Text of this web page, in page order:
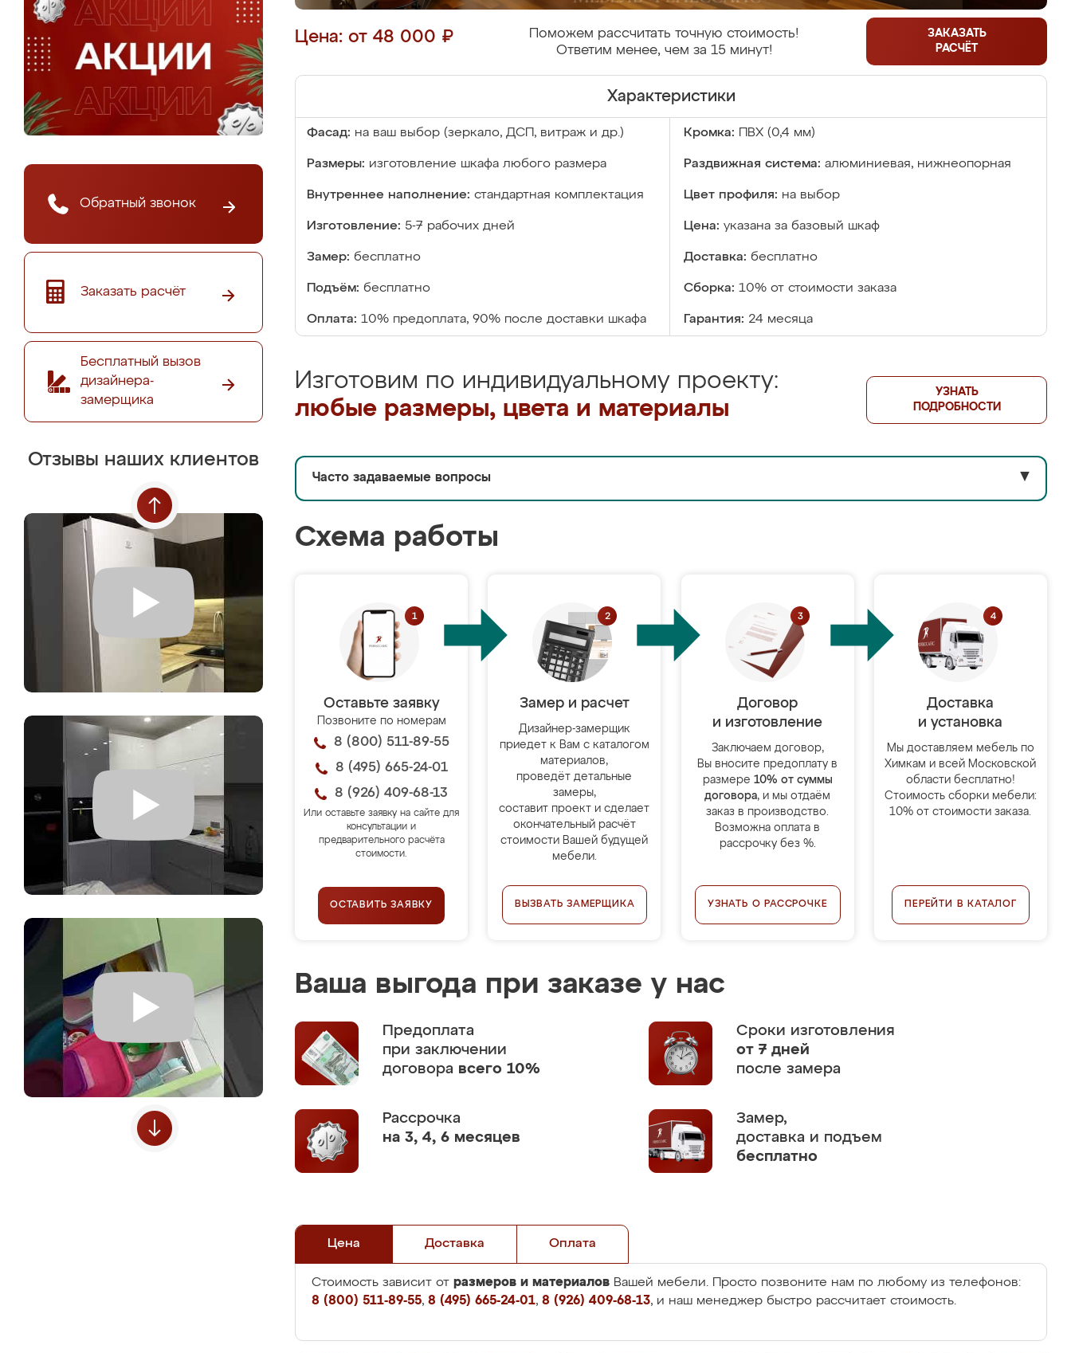
Обратный звонок
Заказать расчёт
Бесплатный вызов
дизайнера-
замерщика
Отзывы наших клиентов
Цена: от 48 000 ₽
Поможем рассчитать точную стоимость!
Ответим менее, чем за 15 минут!
ЗАКАЗАТЬ
РАСЧЁТ
Характеристики
Фасад: на ваш выбор (зеркало, ДСП, витраж и др.) Кромка: ПВХ (0,4 мм)
Размеры: изготовление шкафа любого размера Раздвижная система: алюминиевая, нижнеопорная
Внутреннее наполнение: стандартная комплектация Цвет профиля: на выбор
Изготовление: 5-7 рабочих дней Цена: указана за базовый шкаф
Замер: бесплатно Доставка: бесплатно
Подъём: бесплатно Сборка: 10% от стоимости заказа
Оплата: 10% предоплата, 90% после доставки шкафа Гарантия: 24 месяца
Изготовим по индивидуальному проекту:
любые размеры, цвета и материалы
УЗНАТЬ
ПОДРОБНОСТИ
Часто задаваемые вопросы ▼
Схема работы
Оставьте заявку
Позвоните по номерам
8 (800) 511-89-55
8 (495) 665-24-01
8 (926) 409-68-13
Или оставьте заявку на сайте для
консультации и
предварительного расчёта
стоимости.
ОСТАВИТЬ ЗАЯВКУ
Замер и расчет
Дизайнер-замерщик
приедет к Вам с каталогом
материалов,
проведёт детальные
замеры,
составит проект и сделает
окончательный расчёт
стоимости Вашей будущей
мебели.
ВЫЗВАТЬ ЗАМЕРЩИКА
Договор
и изготовление
Заключаем договор,
Вы вносите предоплату в
размере 10% от суммы
договора, и мы отдаём
заказ в производство.
Возможна оплата в
рассрочку без %.
УЗНАТЬ О РАССРОЧКЕ
Доставка
и установка
Мы доставляем мебель по
Химкам и всей Московской
области бесплатно!
Стоимость сборки мебели:
10% от стоимости заказа.
ПЕРЕЙТИ В КАТАЛОГ
Ваша выгода при заказе у нас
Предоплата
при заключении
договора всего 10%
Сроки изготовления
от 7 дней
после замера
Рассрочка
на 3, 4, 6 месяцев
Замер,
доставка и подъем
бесплатно
Цена Доставка Оплата
Стоимость зависит от размеров и материалов Вашей мебели. Просто позвоните нам по любому из телефонов:
8 (800) 511-89-55, 8 (495) 665-24-01, 8 (926) 409-68-13, и наш менеджер быстро рассчитает стоимость.